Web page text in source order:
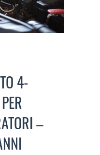
4-
–